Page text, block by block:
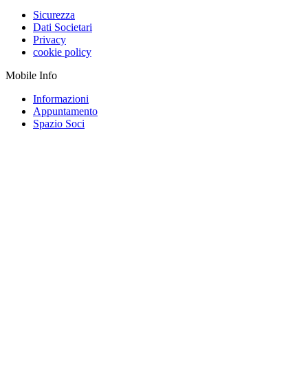
Sicurezza
Dati Societari
Privacy
cookie policy
Mobile Info
Informazioni
Appuntamento
Spazio Soci